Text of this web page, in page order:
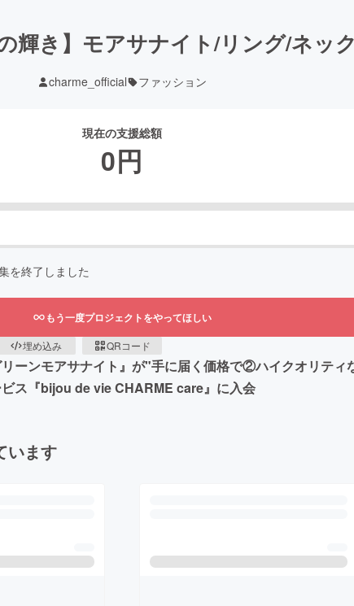
輝き】モアサナイト/リング/ネッ
charme_official ファッション
現在の支援総額
0円
を終了しました
もう一度プロジェクトをやってほしい
埋め込み QRコード
ーンモアサナイト』が"手に届く価格で②ハイクオリティ
ス『bijou de vie CHARME care』に入会
います